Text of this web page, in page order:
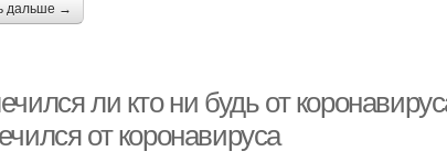
дальше →
ли кто ни будь от
от коронавируса